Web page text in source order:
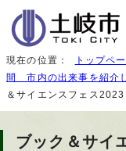
現在の位置： トップペ
間 市内の出来事を紹介
＆サイエンスフェス
ブック＆サイ